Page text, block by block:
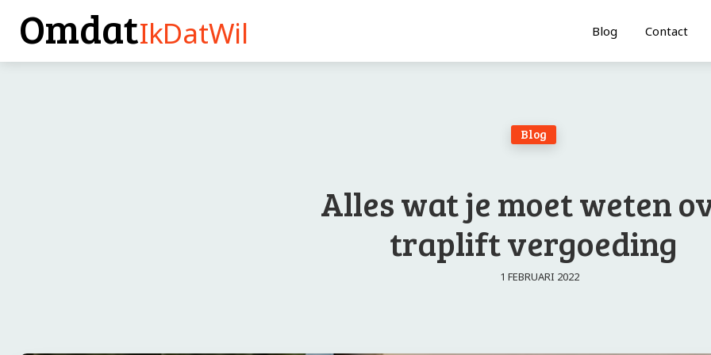
OmdatIkDatWil Blog Contact
Blog
Alles wat je moet weten
traplift vergoeding
1 FEBRUARI 2022